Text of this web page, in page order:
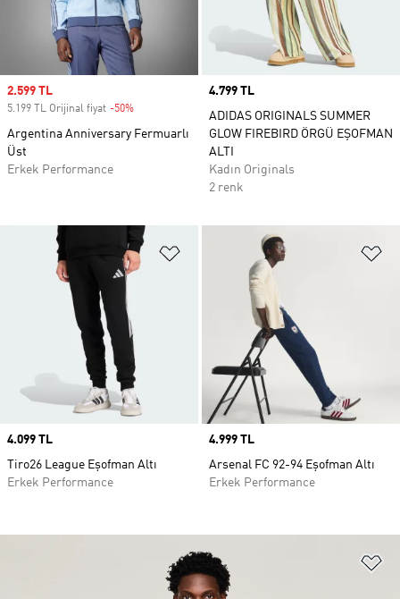
Sale price
2.599 TL
5.199 TL Orijinal fiyat -50%
Argentina Anniversary Fermuarlı
Üst
Erkek Performance
Price
4.799 TL
ADIDAS ORIGINALS SUMMER
GLOW FIREBIRD ÖRGÜ EŞOFMAN
ALTI
Kadın Originals
2 renk
Favori Listesine Ekle
Price
4.099 TL
Tiro26 League Eşofman Altı
Erkek Performance
Price
4.999 TL
Arsenal FC 92-94 Eşofman Altı
Erkek Performance